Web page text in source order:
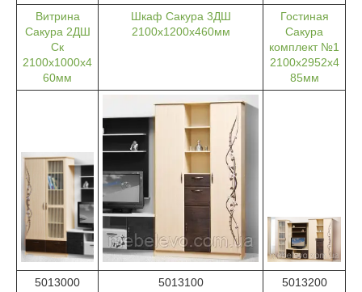
Витрина
Сакура 2ДШ
Ск
2100х1000х4
60мм
Шкаф Сакура 3ДШ
2100х1200х460мм
Гостиная
Сакура
комплект №1
2100х2952х4
85мм
5013000 5013100
5013200